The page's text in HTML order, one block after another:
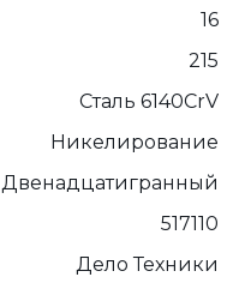
16
215
Сталь 6140CrV
Никелирование
Двенадцатигранный
517110
Дело Техники